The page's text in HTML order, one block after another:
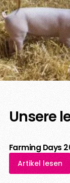
Unsere
Farming Days
Artikel lesen